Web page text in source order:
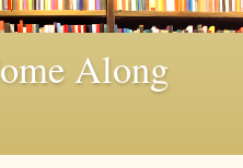
Along